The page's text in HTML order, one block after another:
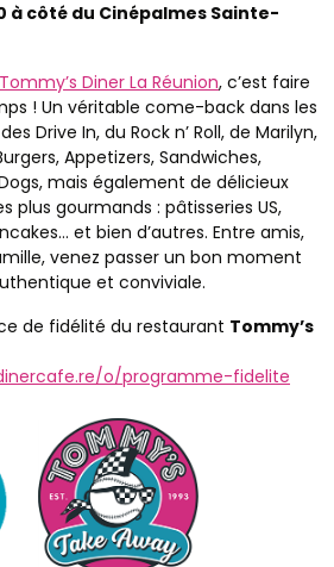
à côté du Cinépalmes Sainte-
Tommy’s Diner La Réunion, c’est faire
! Un véritable come-back dans les
Drive In, du Rock n’ Roll, de Marilyn,
Appetizers, Sandwiches,
mais également de délicieux
plus gourmands : pâtisseries US,
et bien d’autres. Entre amis,
venez passer un bon moment
et conviviale.
de fidélité du restaurant Tommy’s
o/programme-fidelite